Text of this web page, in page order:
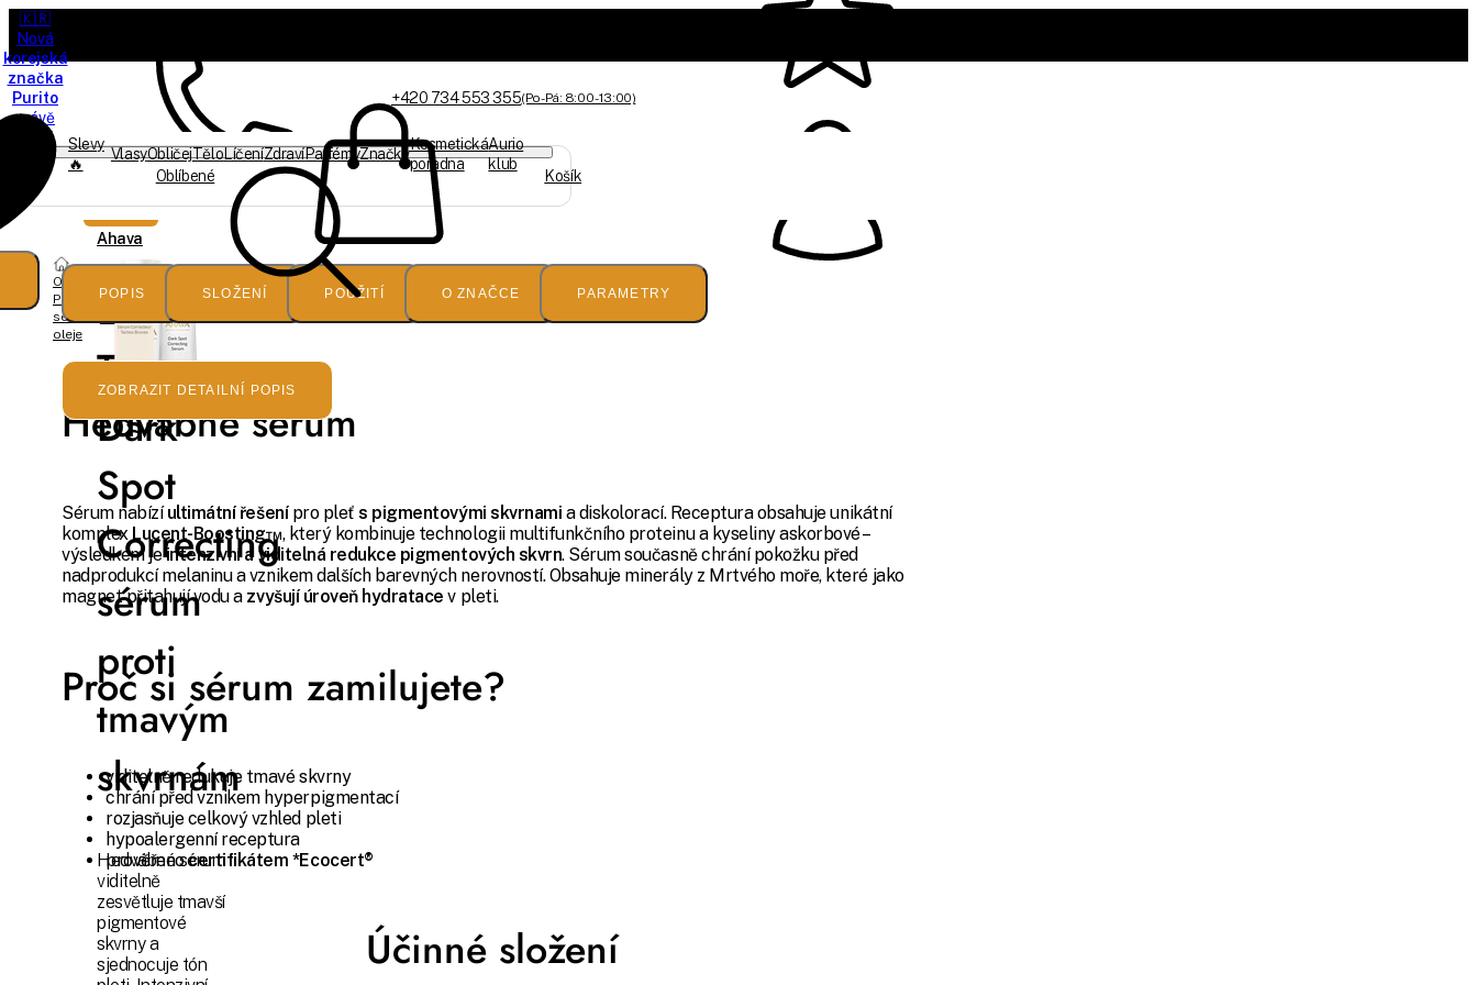
🇰🇷
Nová
korejská
značka
Purito
právě
dorazila
+420 734 553 355(Po-Pá: 8:00 - 13:00)
Oblíbené Košík
Slevy
🔥
VlasyObličejTěloLíčeníZdravíParfémyZnačky
Kosmetická
poradna
Aurio
klub
Obličej
Pleťová
séra a
oleje
Ahava
Even
Tone
Dark
Spot
Correcting
sérum
proti
tmavým
skvrnám
Hedvábné sérum
viditelně
zesvětluje tmavší
pigmentové
skvrny a
sjednocuje tón
POPIS SLOŽENÍ POUŽITÍ O ZNAČCE PARAMETRY
ZOBRAZIT DETAILNÍ POPIS
Hedvábné sérum
Sérum nabízíultimátní řešení pro pleťs pigmentovými skvrnami a diskolorací. Receptura obsahuje unikátní
komplex Lucent-Boosting™, který kombinuje technologii multifunkčního proteinu a kyseliny askorbové –
výsledkem jeintenzivní a viditelná redukce pigmentových skvrn. Sérum současně chrání pokožku před
nadprodukcí melaninu a vznikem dalších barevných nerovností. Obsahuje minerály z Mrtvého moře, které jako
magnet přitahují vodu a zvyšují úroveň hydratace v pleti.
Proč si sérum zamilujete?
viditelně redukuje tmavé skvrny
chrání před vznikem hyperpigmentací
rozjasňuje celkový vzhled pleti
hypoalergenní receptura
prověřenocertifikátem *Ecocert®
Účinné složení